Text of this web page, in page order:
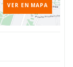
VER EN MAPA